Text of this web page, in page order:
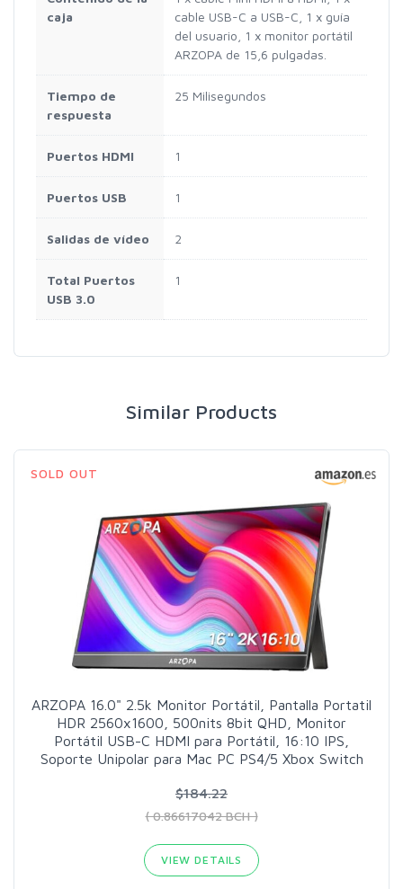
caja
cable USB-C a USB-C, 1 x guía
del usuario, 1 x monitor portátil
ARZOPA de 15,6 pulgadas.
Tiempo de
respuesta
25 Milisegundos
Puertos HDMI 1
Puertos USB 1
Salidas de vídeo 2
Total Puertos
USB 3.0
1
Similar Products
SOLD OUT
ARZOPA 16.0" 2.5k Monitor Portátil, Pantalla Portatil
HDR 2560x1600, 500nits 8bit QHD, Monitor
Portátil USB-C HDMI para Portátil, 16:10 IPS,
Soporte Unipolar para Mac PC PS4/5 Xbox Switch
$184.22
( 0.86617042 BCH )
VIEW DETAILS